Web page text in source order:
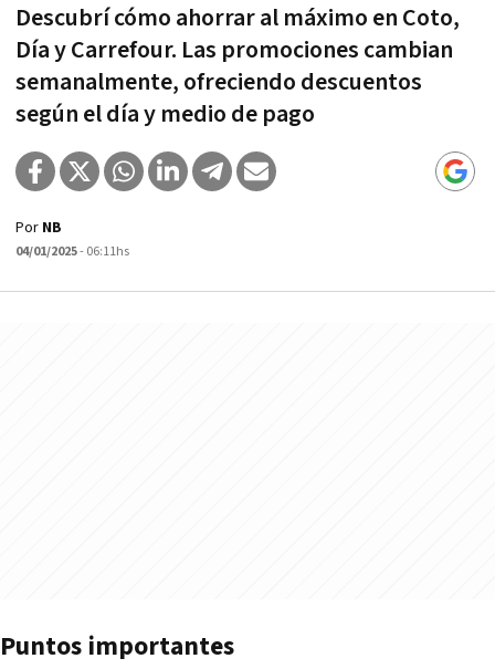
Descubrí cómo ahorrar al máximo en Coto,
Día y Carrefour. Las promociones cambian
semanalmente, ofreciendo descuentos
según el día y medio de pago
Por NB
04/01/2025- 06:11hs
Puntos importantes